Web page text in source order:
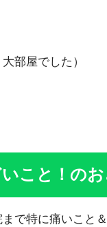
部屋でした）
こと！の
で特に痛いこと